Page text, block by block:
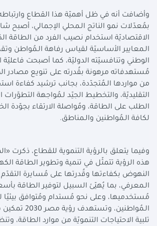
وأضافت أنه في ظل أهميّة هذا القطاع وارتباطه
بمُعدّلات نمو الناتج الـمحلي الإجمالي، أصبح
الاقتصاديّة استخدام نصيب الفرد من الطاقة
الـمعايير الأساسيّة لقياس رفاهة الـمُواطن
الوطني وتنافسيّته الدوليّة، كما أصبحت
مُستهدفاته مرهونة بقُدرته على تنويع مصادر
من مواردها الـمُتجدّدة، بجانب ترشيد كفاءة
التقليديّة، والتخطيط الجيّد لـمُواجهة التطوّرات
الطلب على الطاقة، ومُواصلة الارتقاء بجوّدة
لكافة الـمُواطنين والـمناطق.
وفيما يتعلق بالرؤية التنموية للقطاع، ذكرت
هذه الرؤية تتمثّل في تنمية وتطوير الطاقة
النهوض بكفاءتها وقُدرتها على مُسايرة التقدّم
الـمعرفي، بما يُهيّئ السبيل لتوفير الطاقة
مُستخدميها، وعلى نحو مُستدام ومُتوافق بيئيًا
الـمُواطنين،
تلبية الاحتياجات التنمويّة من موارد الطاقة،